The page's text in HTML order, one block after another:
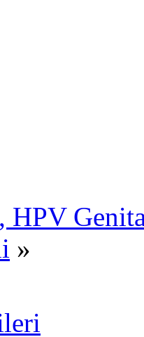
HPV
»